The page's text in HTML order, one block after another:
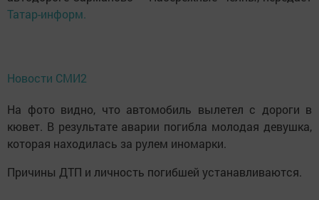
Татар-информ.
Новости СМИ2
На фото видно, что автомобиль вылетел с дороги в
кювет. В результате аварии погибла молодая девушка,
которая находилась за рулем иномарки.
Причины ДТП и личность погибшей устанавливаются.